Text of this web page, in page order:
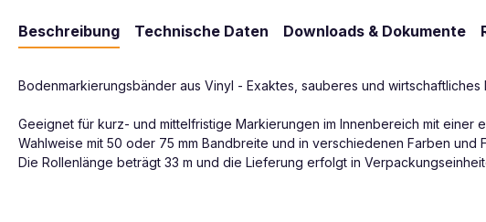
Beschreibung Technische Daten Downloads & Dokumente
Bodenmarkierungsbänder aus Vinyl - Exaktes, sauberes und wirtschaftliches
Geeignet für kurz- und mittelfristige Markierungen im Innenbereich mit einer
Wahlweise mit 50 oder 75 mm Bandbreite und in verschiedenen Farben und
Die Rollenlänge beträgt 33 m und die Lieferung erfolgt in